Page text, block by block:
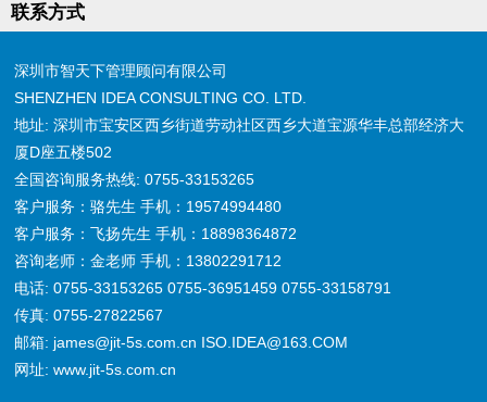
联系方式
深圳市智天下管理顾问有限公司
SHENZHEN IDEA CONSULTING CO. LTD.
地址: 深圳市宝安区西乡街道劳动社区西乡大道宝源华丰总部经济大
厦D座五楼502
全国咨询服务热线: 0755-33153265
客户服务：骆先生 手机：19574994480
客户服务：飞扬先生 手机：18898364872
咨询老师：金老师 手机：13802291712
电话: 0755-33153265 0755-36951459 0755-33158791
传真: 0755-27822567
邮箱: james@jit-5s.com.cn ISO.IDEA@163.COM
网址: www.jit-5s.com.cn